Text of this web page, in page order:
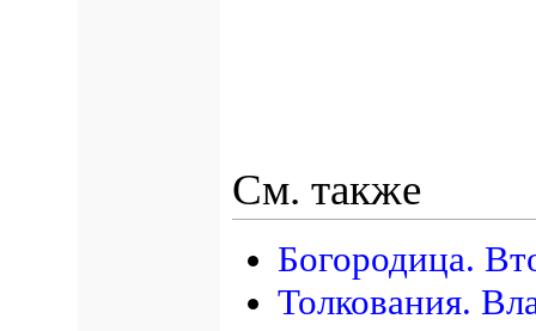
См. также
Богородица.
Толкования.